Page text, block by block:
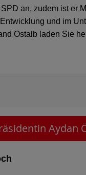
an, zudem ist er
und im
Ostalb laden Sie
Aydan